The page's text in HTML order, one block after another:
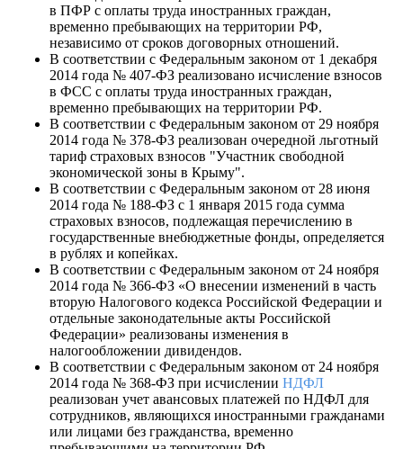
в ПФР с оплаты труда иностранных граждан,
временно пребывающих на территории РФ,
независимо от сроков договорных отношений.
В соответствии с Федеральным законом от 1 декабря
2014 года № 407-ФЗ реализовано исчисление взносов
в ФСС с оплаты труда иностранных граждан,
временно пребывающих на территории РФ.
В соответствии с Федеральным законом от 29 ноября
2014 года № 378-ФЗ реализован очередной льготный
тариф страховых взносов "Участник свободной
экономической зоны в Крыму".
В соответствии с Федеральным законом от 28 июня
2014 года № 188-ФЗ с 1 января 2015 года сумма
страховых взносов, подлежащая перечислению в
государственные внебюджетные фонды, определяется
в рублях и копейках.
В соответствии с Федеральным законом от 24 ноября
2014 года № 366-ФЗ «О внесении изменений в часть
вторую Налогового кодекса Российской Федерации и
отдельные законодательные акты Российской
Федерации» реализованы изменения в
налогообложении дивидендов.
В соответствии с Федеральным законом от 24 ноября
2014 года № 368-ФЗ при исчислении НДФЛ
реализован учет авансовых платежей по НДФЛ для
сотрудников, являющихся иностранными гражданами
или лицами без гражданства, временно